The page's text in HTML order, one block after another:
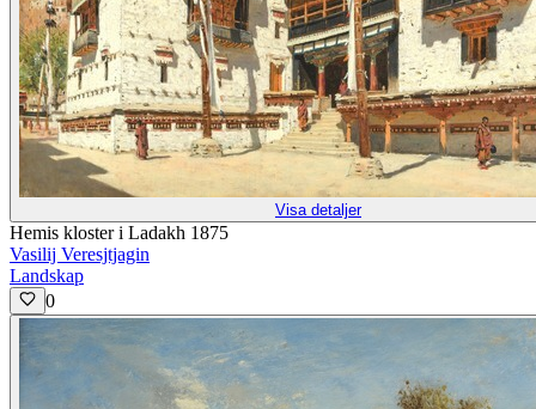
Visa detaljer
Hemis kloster i Ladakh 1875
Vasilij Veresjtjagin
Landskap
0